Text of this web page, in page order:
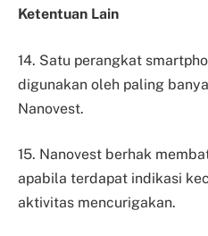
Ketentuan Lain
14. Satu perangkat
digunakan oleh paling
Nanovest.
15. Nanovest berhak
apabila terdapat indikasi
aktivitas mencurigakan.